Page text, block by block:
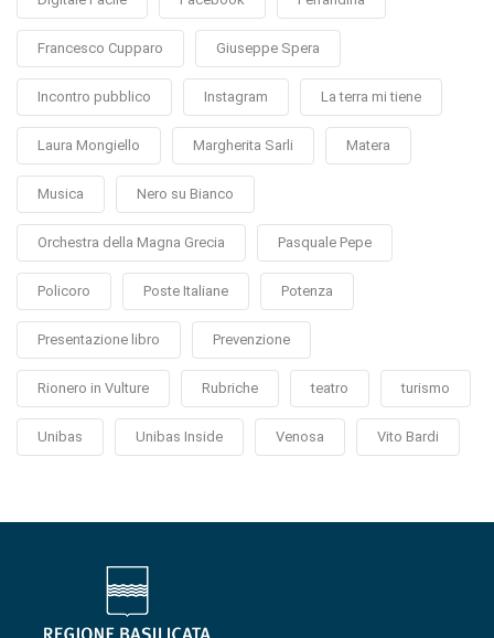
Francesco Cupparo Giuseppe Spera
Incontro pubblico Instagram La terra mi tiene
Laura Mongiello Margherita Sarli Matera
Musica Nero su Bianco
Orchestra della Magna Grecia Pasquale Pepe
Policoro Poste Italiane Potenza
Presentazione libro Prevenzione
Rionero in Vulture Rubriche teatro turismo
Unibas Unibas Inside Venosa Vito Bardi